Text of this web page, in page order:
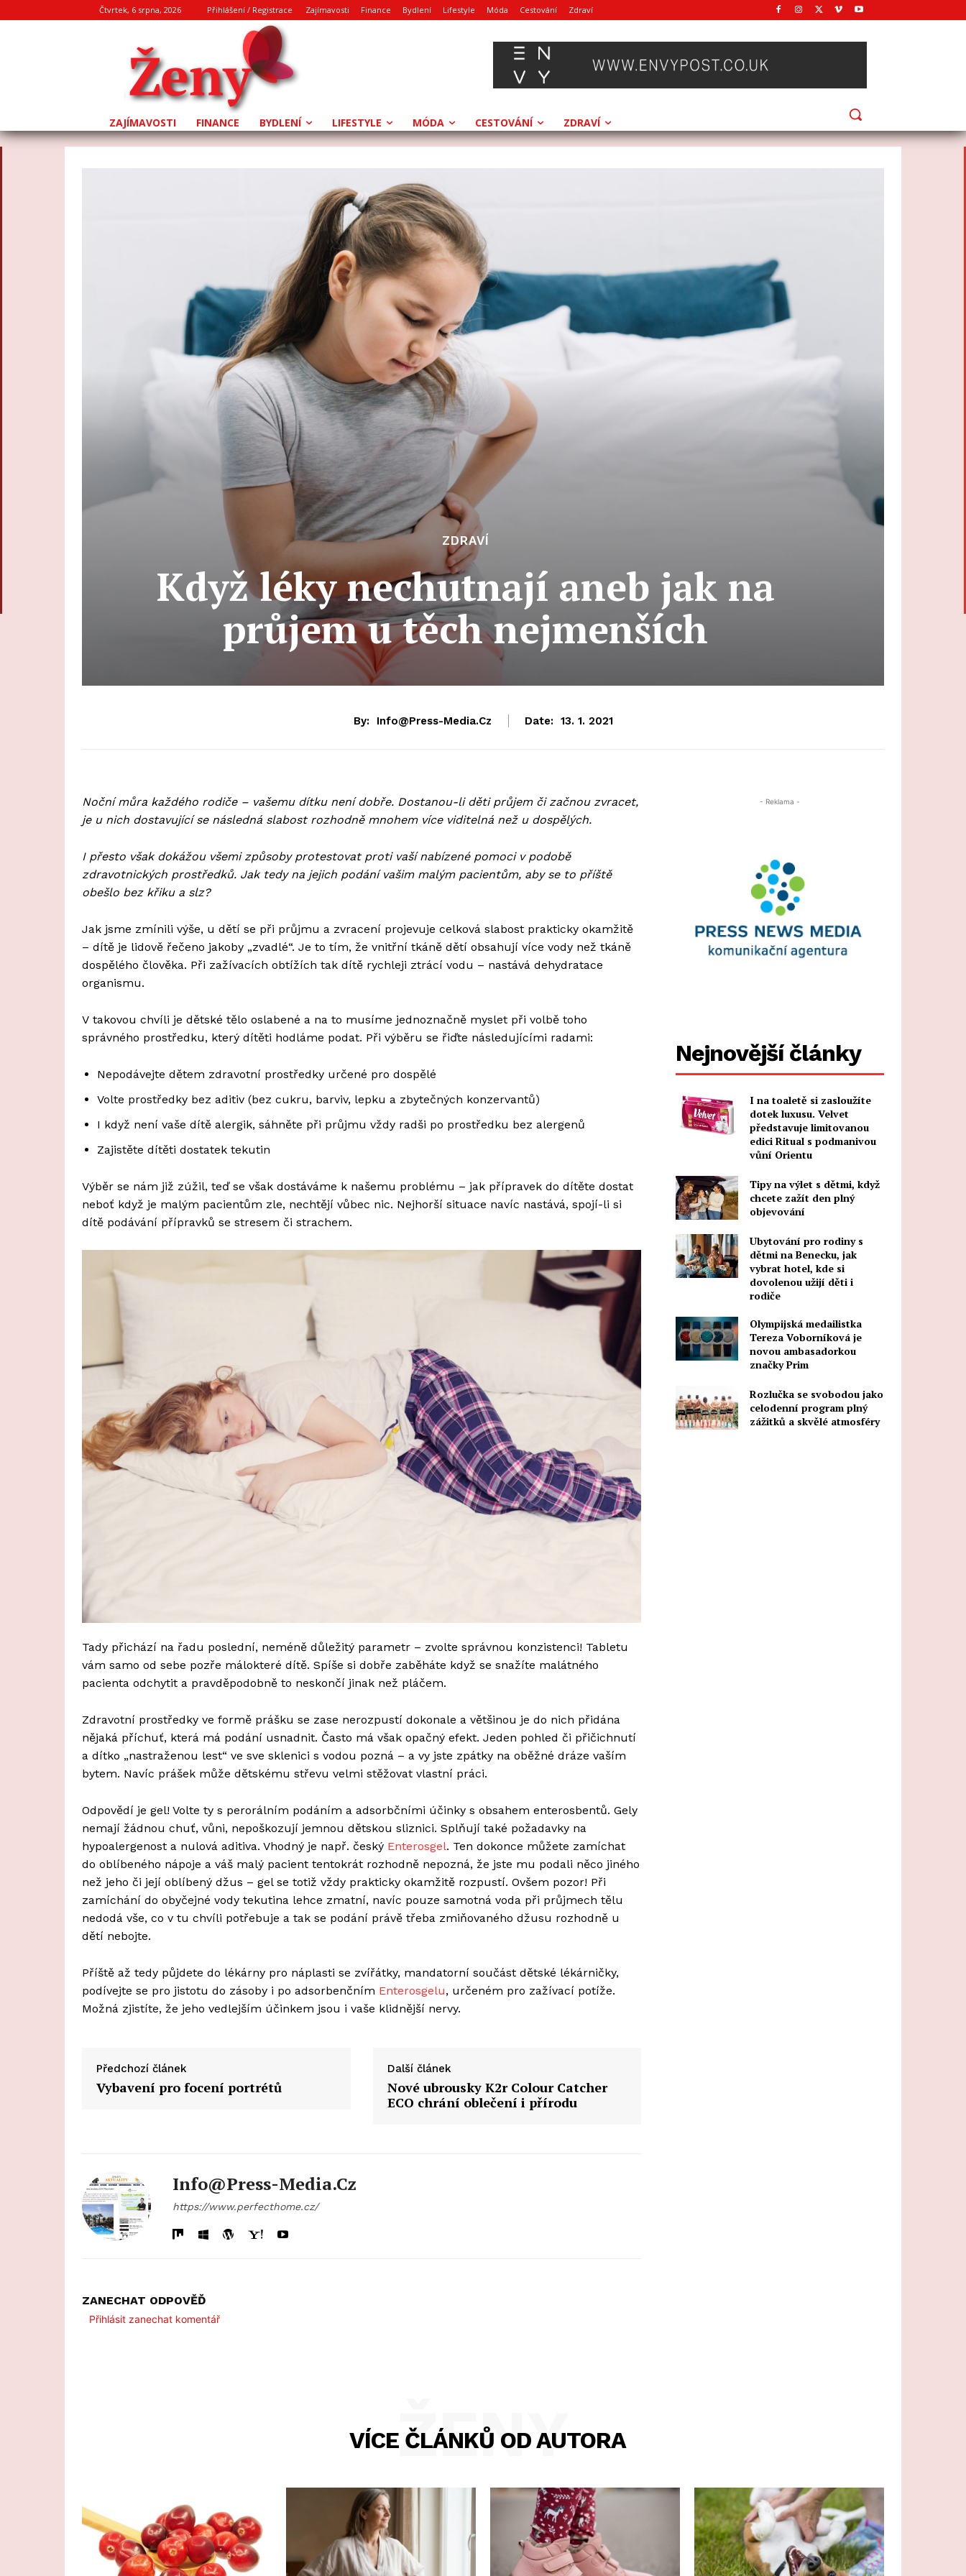
Čtvrtek, 6 srpna, 2026 Přihlášení / Registrace Zajímavosti Finance Bydlení Lifestyle Móda Cestování Zdraví
ZAJÍMAVOSTI FINANCE BYDLENÍ LIFESTYLE MÓDA CESTOVÁNÍ ZDRAVÍ
ZDRAVÍ
Když léky nechutnají aneb jak na
průjem u těch nejmenších
By: Info@press-Media.cz Date: 13. 1. 2021
Noční můra každého rodiče – vašemu dítku není dobře. Dostanou-li děti průjem či začnou zvracet,
je u nich dostavující se následná slabost rozhodně mnohem více viditelná než u dospělých.
I přesto však dokážou všemi způsoby protestovat proti vaší nabízené pomoci v podobě
zdravotnických prostředků. Jak tedy na jejich podání vašim malým pacientům, aby se to příště
obešlo bez křiku a slz?
Jak jsme zmínili výše, u dětí se při průjmu a zvracení projevuje celková slabost prakticky okamžitě
– dítě je lidově řečeno jakoby „zvadlé“. Je to tím, že vnitřní tkáně dětí obsahují více vody než tkáně
dospělého člověka. Při zažívacích obtížích tak dítě rychleji ztrácí vodu – nastává dehydratace
organismu.
V takovou chvíli je dětské tělo oslabené a na to musíme jednoznačně myslet při volbě toho
správného prostředku, který dítěti hodláme podat. Při výběru se řiďte následujícími radami:
Nepodávejte dětem zdravotní prostředky určené pro dospělé
Volte prostředky bez aditiv (bez cukru, barviv, lepku a zbytečných konzervantů)
I když není vaše dítě alergik, sáhněte při průjmu vždy radši po prostředku bez alergenů
Zajistěte dítěti dostatek tekutin
Výběr se nám již zúžil, teď se však dostáváme k našemu problému – jak přípravek do dítěte dostat
neboť když je malým pacientům zle, nechtějí vůbec nic. Nejhorší situace navíc nastává, spojí-li si
dítě podávání přípravků se stresem či strachem.
Tady přichází na řadu poslední, neméně důležitý parametr – zvolte správnou konzistenci! Tabletu
vám samo od sebe pozře málokteré dítě. Spíše si dobře zaběháte když se snažíte malátného
pacienta odchytit a pravděpodobně to neskončí jinak než pláčem.
Zdravotní prostředky ve formě prášku se zase nerozpustí dokonale a většinou je do nich přidána
nějaká příchuť, která má podání usnadnit. Často má však opačný efekt. Jeden pohled či přičichnutí
a dítko „nastraženou lest“ ve sve sklenici s vodou pozná – a vy jste zpátky na oběžné dráze vaším
bytem. Navíc prášek může dětskému střevu velmi stěžovat vlastní práci.
Odpovědí je gel! Volte ty s perorálním podáním a adsorbčními účinky s obsahem enterosbentů. Gely
nemají žádnou chuť, vůni, nepoškozují jemnou dětskou sliznici. Splňují také požadavky na
hypoalergenost a nulová aditiva. Vhodný je např. český Enterosgel. Ten dokonce můžete zamíchat
do oblíbeného nápoje a váš malý pacient tentokrát rozhodně nepozná, že jste mu podali něco jiného
než jeho či její oblíbený džus – gel se totiž vždy prakticky okamžitě rozpustí. Ovšem pozor! Při
zamíchání do obyčejné vody tekutina lehce zmatní, navíc pouze samotná voda při průjmech tělu
nedodá vše, co v tu chvíli potřebuje a tak se podání právě třeba zmiňovaného džusu rozhodně u
dětí nebojte.
Příště až tedy půjdete do lékárny pro náplasti se zvířátky, mandatorní součást dětské lékárničky,
podívejte se pro jistotu do zásoby i po adsorbenčním Enterosgelu, určeném pro zažívací potíže.
Možná zjistíte, že jeho vedlejším účinkem jsou i vaše klidnější nervy.
Předchozí článek
Vybavení pro focení portrétů
Další článek
Nové ubrousky K2r Colour Catcher
ECO chrání oblečení i přírodu
Info@press-Media.cz
https://www.perfecthome.cz/
ZANECHAT ODPOVĚĎ
Přihlásit zanechat komentář
- Reklama -
Nejnovější články
I na toaletě si zasloužíte
dotek luxusu. Velvet
představuje limitovanou
edici Ritual s podmanivou
vůní Orientu
Tipy na výlet s dětmi, když
chcete zažít den plný
objevování
Ubytování pro rodiny s
dětmi na Benecku, jak
vybrat hotel, kde si
dovolenou užijí děti i
rodiče
Olympijská medailistka
Tereza Voborníková je
novou ambasadorkou
značky Prim
Rozlučka se svobodou jako
celodenní program plný
zážitků a skvělé atmosféry
VÍCE ČLÁNKŮ OD AUTORA
ŽENY